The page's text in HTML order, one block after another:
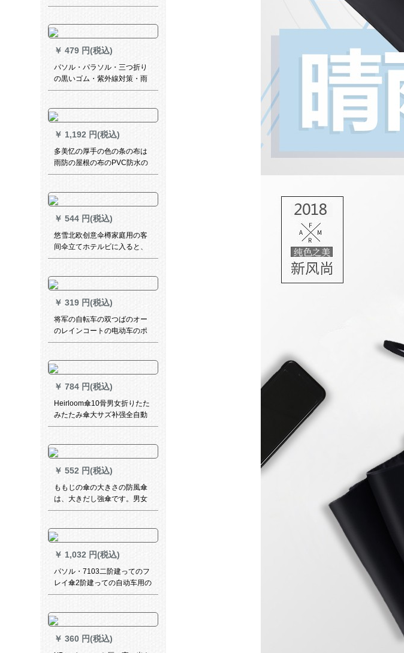
清新晴雨兼用傘のささぎ-水色
￥ 479 円(税込)
パソル・パラソル・三つ折り
の黒いゴム・紫外線対策・雨
の日よけ兼用傘・春の光蘭
￥ 1,192 円(税込)
多美忆の厚手の色の条の布は
雨防の屋根の布のPVC防水の
雨幌の布の油布の屋根のトラ
に、雨を防いでくれました。5
メトル*6メトル*6メトル
￥ 544 円(税込)
悠雪北欧创意伞樽家庭用の客
间伞立てホテルビに入ると、
伞樽を置いて雨具を収纳する
￥ 319 円(税込)
将军の自転车の双つばのオー
のレインコートの电动车のポ
ンチの车の大人のシングル男
をプリッとします17
JDFXXXX
￥ 784 円(税込)
Heirloom傘10骨男女折りたた
みたたみ傘大サズ补强全自動
傘車用傘ビジ晴雨兼用傘
￥ 552 円(税込)
ももじの傘の大きさの防風傘
は、大きだし強傘です。男女
兼用のビルです。紫の傘で
￥ 1,032 円(税込)
パソル・7103二阶建ってのフ
レイ傘2阶建っての自动车用の
长柄の伞と男女の晴雨両用の
ニュース
￥ 360 円(税込)